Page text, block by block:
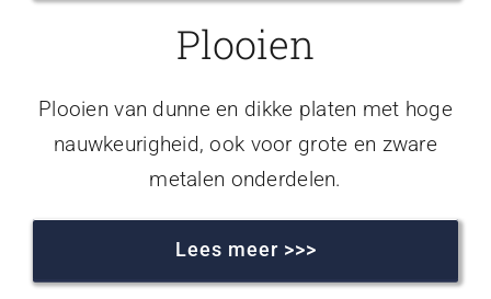
Plooien
Plooien van dunne en dikke platen met hoge
nauwkeurigheid, ook voor grote en zware
metalen onderdelen.
Lees meer >>>